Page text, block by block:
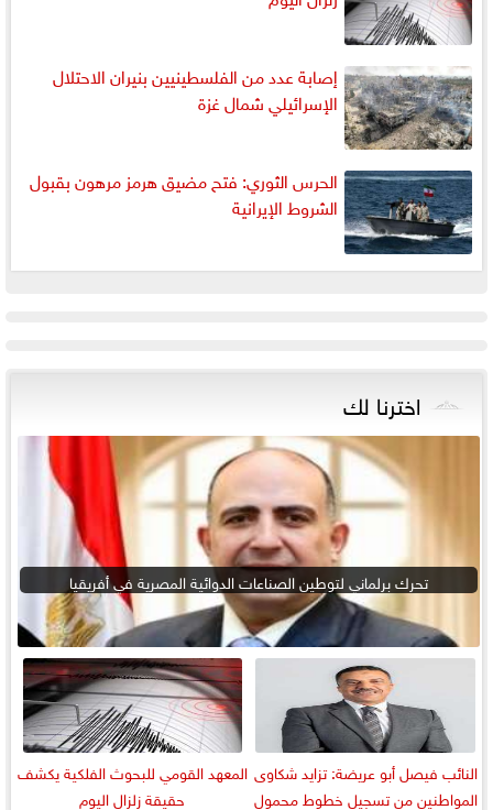
إصابة عدد من الفلسطينيين بنيران الاحتلال
الإسرائيلي شمال غزة
الحرس الثوري: فتح مضيق هرمز مرهون بقبول
الشروط الإيرانية
اخترنا لك
تحرك برلماني لتوطين الصناعات الدوائية المصرية في أفريقيا
النائب فيصل أبو عريضة: تزايد شكاوى
المواطنين من تسجيل خطوط محمول
المعهد القومي للبحوث الفلكية يكشف
حقيقة زلزال اليوم